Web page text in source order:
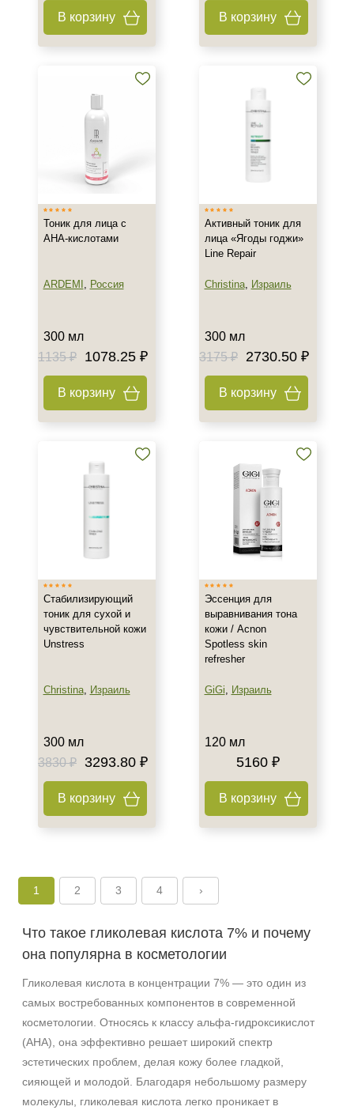
В корзину В корзину
Тоник для лица с
АНА-кислотами
ARDEMI , Россия
300 мл
1135 ₽
1078.25 ₽
В корзину
Активный тоник для
лица «Ягоды годжи»
Line Repair
Christina, Израиль
300 мл
3175 ₽
2730.50 ₽
В корзину
Стабилизирующий
тоник для сухой и
чувствительной кожи
Unstress
Christina, Израиль
300 мл
3830 ₽
3293.80 ₽
В корзину
Эссенция для
выравнивания тона
кожи / Acnon
Spotless skin
refresher
GiGi, Израиль
120 мл
5160 ₽
В корзину
1 2 3 4 ›
Что такое гликолевая кислота 7% и почему
она популярна в косметологии
Гликолевая кислота в концентрации 7% — это один из
самых востребованных компонентов в современной
косметологии. Относясь к классу альфа-гидроксикислот
(AHA), она эффективно решает широкий спектр
эстетических проблем, делая кожу более гладкой,
сияющей и молодой. Благодаря небольшому размеру
молекулы, гликолевая кислота легко проникает в
+7 (929) 933-09-89